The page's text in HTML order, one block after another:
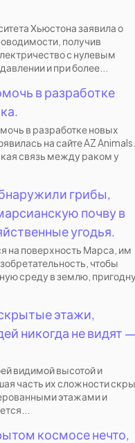
Хьюстона заявила о
получив
с нулевым
и при более...
в разработке
в разработке новых
на сайте AZ Animals.
связь между раком у
грибы,
почву в
угодья.
на поверхность Марса, им
чтобы
среду в землю,
этажи,
никогда не видят —
видимой высотой и
часть их сложности
этажами и
космосе нечто,